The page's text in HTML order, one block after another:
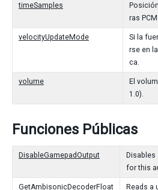
timeSamples
ras PCM.
velocityUpdateMode
Si la
rse en
ca.
volume
El
1.0).
Funciones Públicas
DisableGamepadOutput
for this
GetAmbisonicDecoderFloat
Reads a